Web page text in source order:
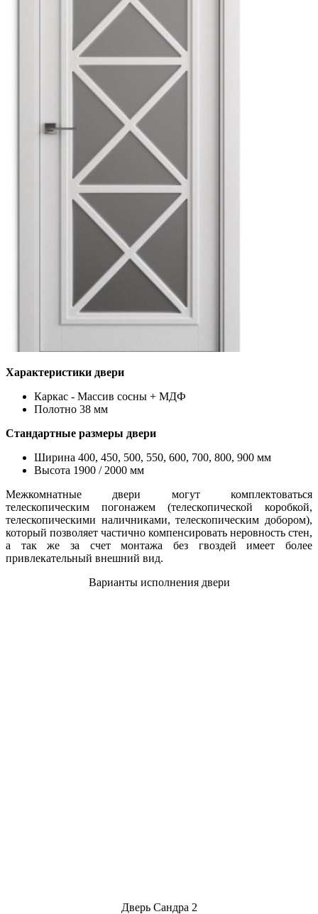
Характеристики двери
Каркас - Массив сосны + МДФ
Полотно 38 мм
Стандартные размеры двери
Ширина 400, 450, 500, 550, 600, 700, 800, 900 мм
Высота 1900 / 2000 мм
Межкомнатные двери могут комплектоваться
телескопическим погонажем (телескопической коробкой,
телескопическими наличниками, телескопическим добором),
который позволяет частично компенсировать неровность стен,
а так же за счет монтажа без гвоздей имеет более
привлекательный внешний вид.
Варианты исполнения двери
Дверь Сандра 2